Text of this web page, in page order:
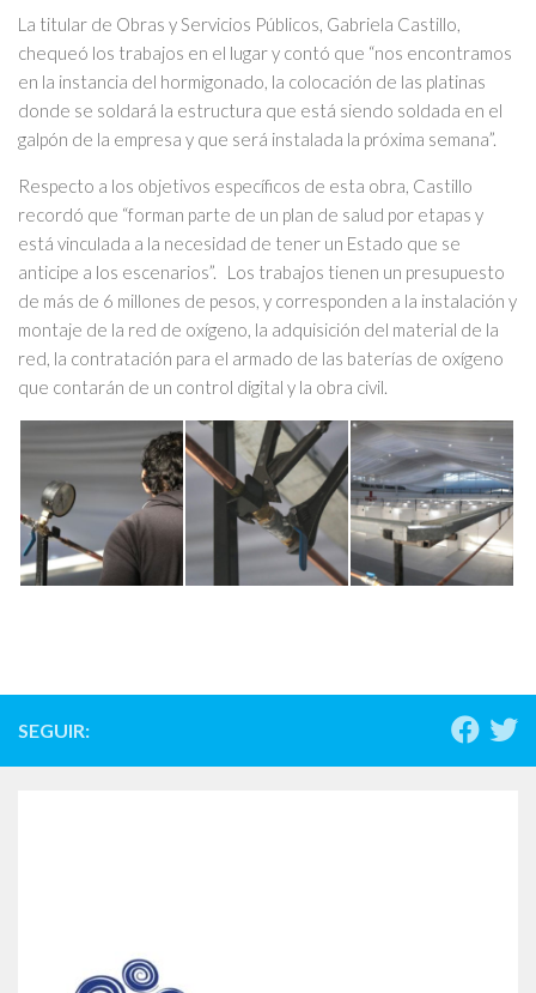
La titular de Obras y Servicios Públicos, Gabriela Castillo,
chequeó los trabajos en el lugar y contó que “nos encontramos
en la instancia del hormigonado, la colocación de las platinas
donde se soldará la estructura que está siendo soldada en el
galpón de la empresa y que será instalada la próxima semana”.
Respecto a los objetivos específicos de esta obra, Castillo
recordó que “forman parte de un plan de salud por etapas y
está vinculada a la necesidad de tener un Estado que se
anticipe a los escenarios”. Los trabajos tienen un presupuesto
de más de 6 millones de pesos, y corresponden a la instalación y
montaje de la red de oxígeno, la adquisición del material de la
red, la contratación para el armado de las baterías de oxígeno
que contarán de un control digital y la obra civil.
SEGUIR: